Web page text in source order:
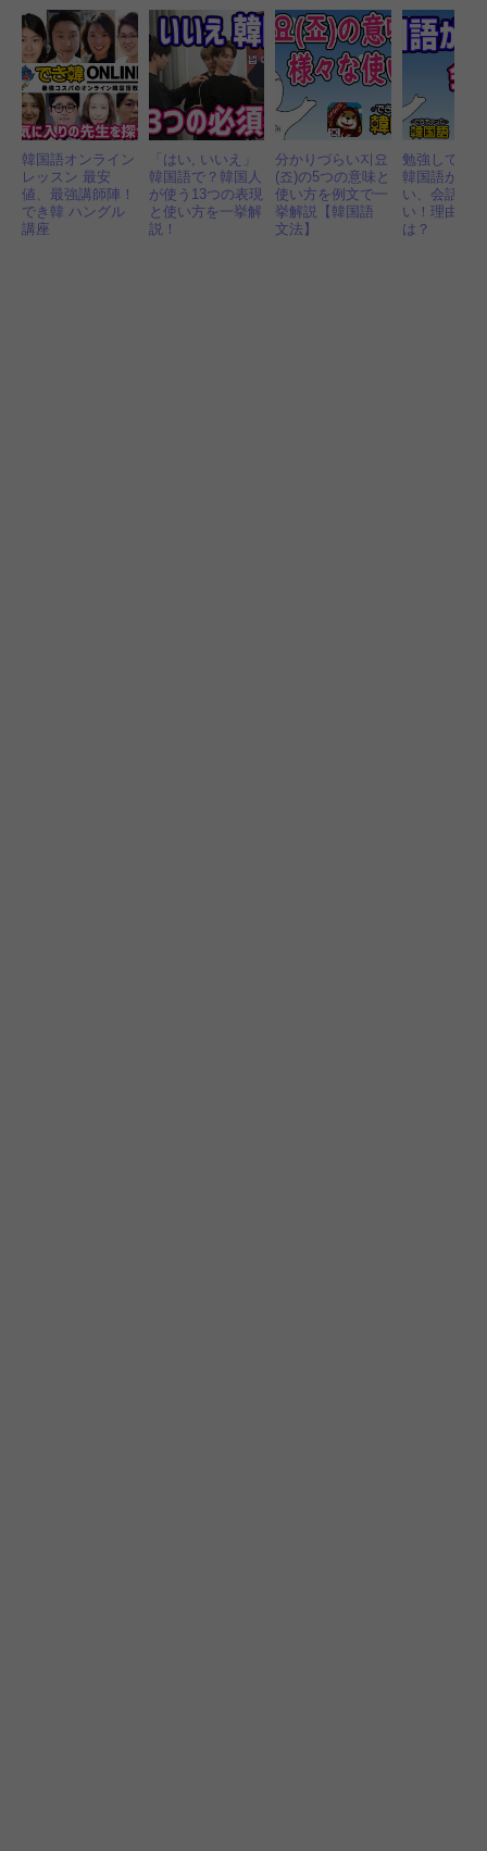
韓国語オンライン
レッスン 最安
値、最強講師陣！
でき韓 ハングル
講座
「はい, いいえ」
韓国語で？韓国人
が使う13つの表現
と使い方を一挙解
説！
分かりづらい지요
(죠)の5つの意味と
使い方を例文で一
挙解説【韓国語
文法】
勉強してい
韓国語が話
い、会話が
い！理由と
は？